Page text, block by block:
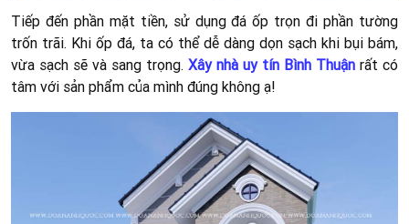
Tổng quan nội thất – được thiết kế tinh tế và chuẩn xát